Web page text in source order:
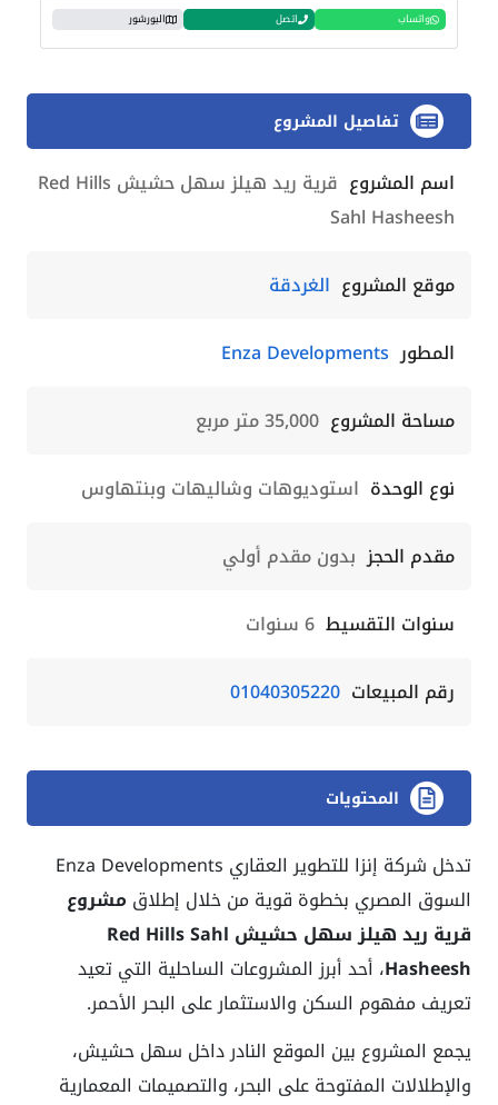
واتساب اتصل البورشور
تفاصيل المشروع
اسم المشروع
قرية ريد هيلز سهل حشيش Red Hills
Sahl Hasheesh
موقع المشروع الغردقة
المطور Enza Developments
مساحة المشروع 35,000 متر مربع
نوع الوحدة استوديوهات وشاليهات وبنتهاوس
مقدم الحجز بدون مقدم أولي
سنوات التقسيط 6 سنوات
رقم المبيعات 01040305220
المحتويات
تدخل شركة إنزا للتطوير العقاري Enza Developments
السوق المصري بخطوة قوية من خلال إطلاقمشروع
قرية ريد هيلز سهل حشيش Red Hills Sahl
Hasheesh، أحد أبرز المشروعات الساحلية التي تعيد
تعريف مفهوم السكن والاستثمار على البحر الأحمر.
يجمع المشروع بين الموقع النادر داخل سهل حشيش،
والإطلالات المفتوحة على البحر، والتصميمات المعمارية